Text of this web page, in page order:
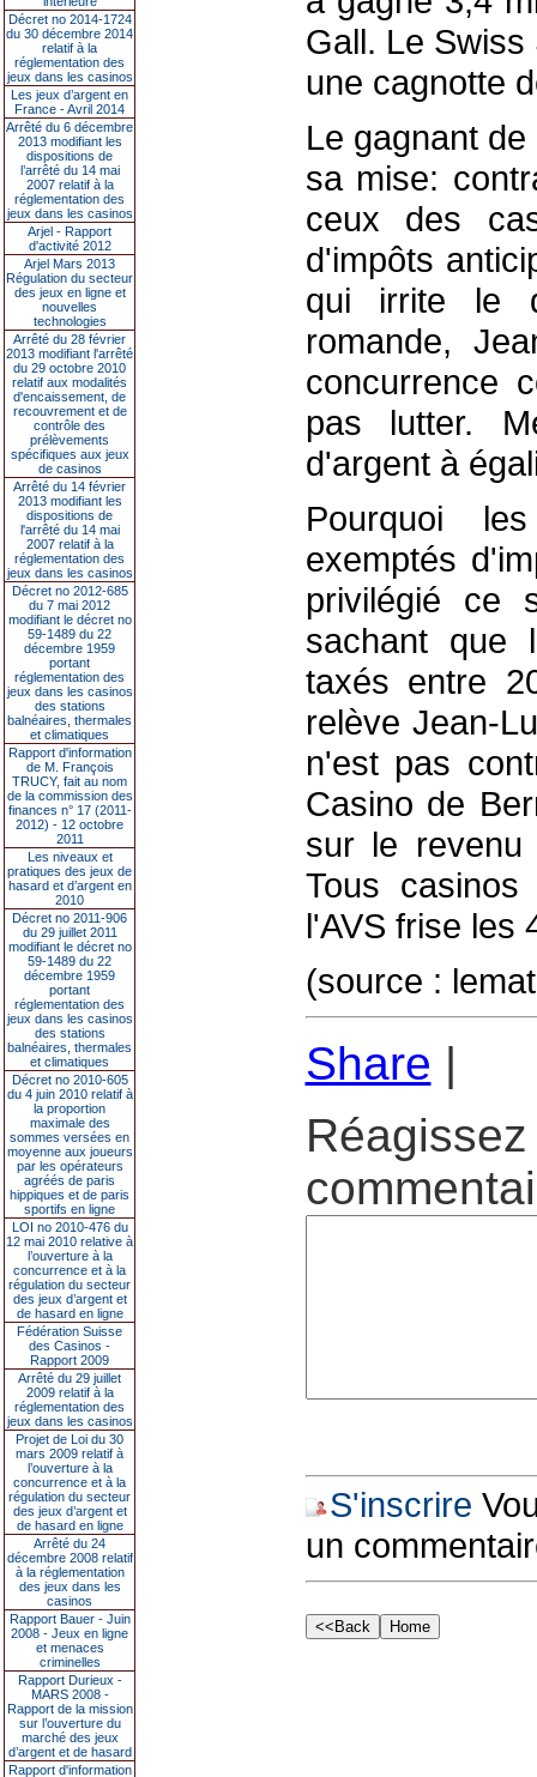
Décret no 2014-1724
du 30 décembre 2014
relatif à la
réglementation des
jeux dans les casinos
Les jeux d’argent en
France - Avril 2014
Arrêté du 6 décembre
2013 modifiant les
dispositions de
l’arrêté du 14 mai
2007 relatif à la
réglementation des
jeux dans les casinos
Arjel - Rapport
d'activité 2012
Arjel Mars 2013
Régulation du secteur
des jeux en ligne et
nouvelles
technologies
Arrêté du 28 février
2013 modifiant l'arrêté
du 29 octobre 2010
relatif aux modalités
d'encaissement, de
recouvrement et de
contrôle des
prélèvements
spécifiques aux jeux
de casinos
Arrêté du 14 février
2013 modifiant les
dispositions de
l'arrêté du 14 mai
2007 relatif à la
réglementation des
jeux dans les casinos
Décret no 2012-685
du 7 mai 2012
modifiant le décret no
59-1489 du 22
décembre 1959
portant
réglementation des
jeux dans les casinos
des stations
balnéaires, thermales
et climatiques
Rapport d'information
de M. François
TRUCY, fait au nom
de la commission des
finances n° 17 (2011-
2012) - 12 octobre
2011
Les niveaux et
pratiques des jeux de
hasard et d’argent en
2010
Décret no 2011-906
du 29 juillet 2011
modifiant le décret no
59-1489 du 22
décembre 1959
portant
réglementation des
jeux dans les casinos
des stations
balnéaires, thermales
et climatiques
Décret no 2010-605
du 4 juin 2010 relatif à
la proportion
maximale des
sommes versées en
moyenne aux joueurs
par les opérateurs
agréés de paris
hippiques et de paris
sportifs en ligne
LOI no 2010-476 du
12 mai 2010 relative à
l’ouverture à la
concurrence et à la
régulation du secteur
des jeux d’argent et
de hasard en ligne
Fédération Suisse
des Casinos -
Rapport 2009
Arrêté du 29 juillet
2009 relatif à la
réglementation des
jeux dans les casinos
Projet de Loi du 30
mars 2009 relatif à
l’ouverture à la
concurrence et à la
régulation du secteur
des jeux d’argent et
de hasard en ligne
Arrêté du 24
décembre 2008 relatif
à la réglementation
des jeux dans les
casinos
Rapport Bauer - Juin
2008 - Jeux en ligne
et menaces
criminelles
Rapport Durieux -
MARS 2008 -
Rapport de la mission
sur l’ouverture du
marché des jeux
d’argent et de hasard
Rapport d'information
Gall. Le
une cagnotte
Le gagnant
sa mise:
ceux des
d'impôts
qui irrite le
romande,
concurrence
pas lutter.
d'argent à
Pourquoi
exemptés
privilégié ce
sachant que
taxés entre
relève Jean-
n'est pas
Casino de
sur le
Tous
l'AVS frise les
(source :
Share |
S'inscrire
un